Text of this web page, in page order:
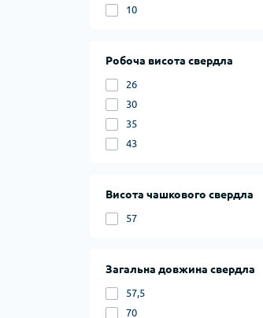
10
Робоча висота свердла
26
30
35
43
Висота чашкового свердла
57
Загальна довжина свердла
57,5
70